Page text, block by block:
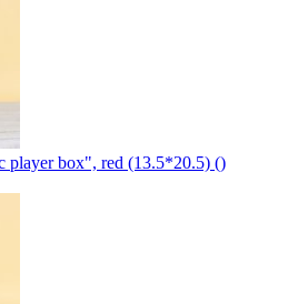
player box", red (13.5*20.5) ()